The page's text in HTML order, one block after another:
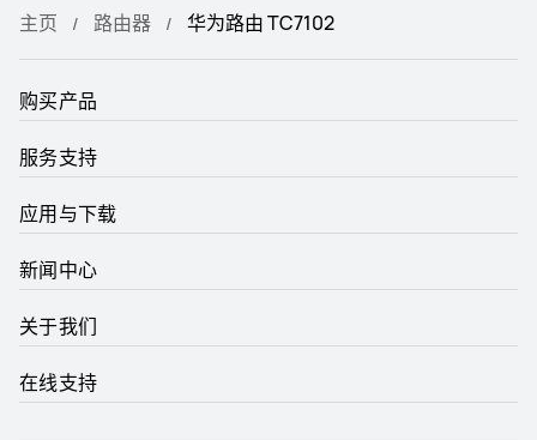
主页 路由器 华为路由 TC7102
购买产品
服务支持
应用与下载
新闻中心
关于我们
在线支持